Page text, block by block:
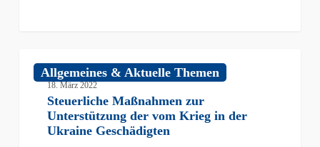
Maßnahmen
Unterstützung
Allgemeines & Aktuelle Themen
18. März 2022
Steuerliche Maßnahmen zur
Unterstützung der vom Krieg in der
Ukraine Geschädigten